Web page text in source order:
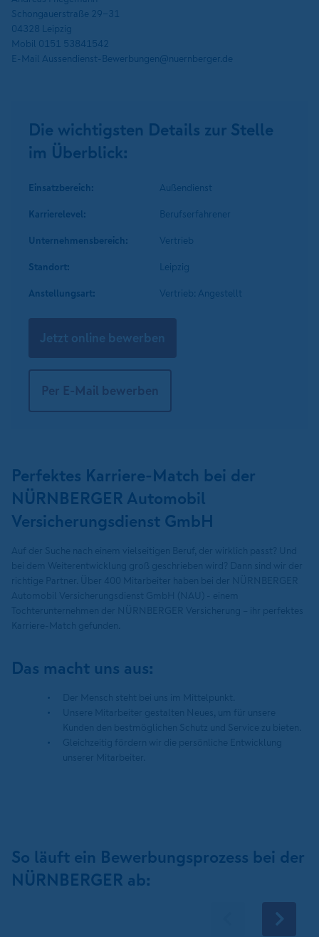
Schongauerstraße 29-31
04328 Leipzig
Mobil 0151 53841542
E-Mail Aussendienst-Bewerbungen@nuernberger.de
Die wichtigsten Details zur Stelle
im Überblick:
Einsatzbereich:
Außendienst
Karrierelevel:
Berufserfahrener
Unternehmens­bereich:
Vertrieb
Standort:
Leipzig
Anstellungsart:
Vertrieb: Angestellt
Jetzt online bewerben
Per E-Mail bewerben
Perfektes Karriere-Match bei der
NÜRNBERGER Automobil
Versicherungsdienst GmbH
Das macht uns aus:
So läuft ein Bewerbungsprozess bei der
NÜRNBERGER ab: